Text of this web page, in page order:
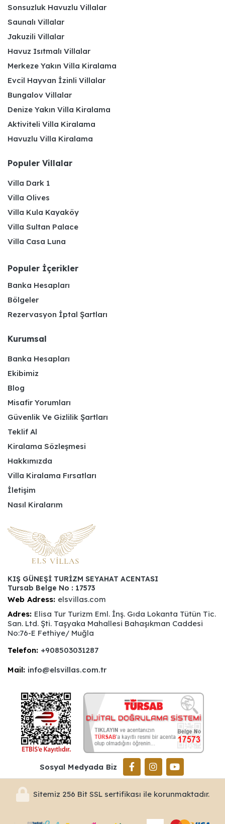
Sonsuzluk Havuzlu Villalar
Saunalı Villalar
Jakuzili Villalar
Havuz Isıtmalı Villalar
Merkeze Yakın Villa Kiralama
Evcil Hayvan İzinli Villalar
Bungalov Villalar
Denize Yakın Villa Kiralama
Aktiviteli Villa Kiralama
Havuzlu Villa Kiralama
Populer Villalar
Villa Dark 1
Villa Olives
Villa Kula Kayaköy
Villa Sultan Palace
Villa Casa Luna
Populer İçerikler
Banka Hesapları
Bölgeler
Rezervasyon İptal Şartları
Kurumsal
Banka Hesapları
Ekibimiz
Blog
Misafir Yorumları
Güvenlik Ve Gizlilik Şartları
Teklif Al
Kiralama Sözleşmesi
Hakkımızda
Villa Kiralama Fırsatları
İletişim
Nasıl Kiralarım
KIŞ GÜNEŞİ TURİZM SEYAHAT ACENTASI
Tursab Belge No : 17573
Web Adress: elsvillas.com
Adres: Elisa Tur Turizm Eml. İnş. Gıda Lokanta Tütün Tic.
San. Ltd. Şti. Taşyaka Mahallesi Bahaşıkman Caddesi
No:76-E Fethiye/ Muğla
Telefon: +908503031287
Mail: info@elsvillas.com.tr
Sosyal Medyada Biz
Sitemiz 256 Bit SSL sertifikası ile korunmaktadır.